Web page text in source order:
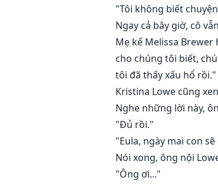
"Tôi không biết
Ngay cả bây giờ, cô
Mẹ kế Melissa
cho chúng tôi biết,
tôi đã thấy xấu hổ rồi."
Kristina Lowe cũng
Nghe những lời này,
"Đủ rồi."
"Eula, ngày mai con
Nói xong, ông nội
"Ông ơi..."